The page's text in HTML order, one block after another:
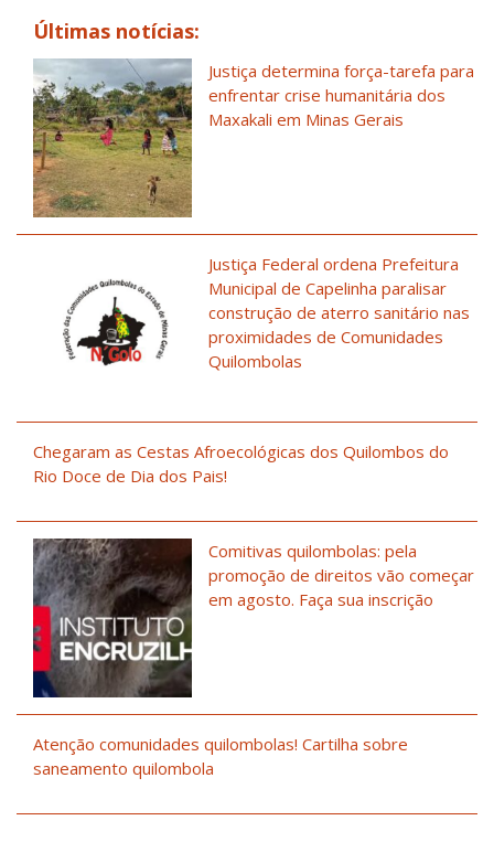
Últimas notícias:
Justiça determina força-tarefa para
enfrentar crise humanitária dos
Maxakali em Minas Gerais
Justiça Federal ordena Prefeitura
Municipal de Capelinha paralisar
construção de aterro sanitário nas
proximidades de Comunidades
Quilombolas
Chegaram as Cestas Afroecológicas dos Quilombos do
Rio Doce de Dia dos Pais!
Comitivas quilombolas: pela
promoção de direitos vão começar
em agosto. Faça sua inscrição
Atenção comunidades quilombolas! Cartilha sobre
saneamento quilombola